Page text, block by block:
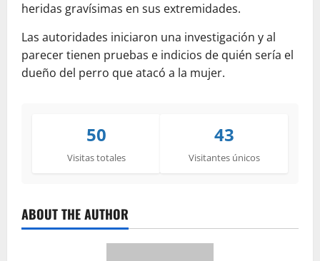
heridas gravísimas en sus extremidades.
Las autoridades iniciaron una investigación y al
parecer tienen pruebas e indicios de quién sería el
dueño del perro que atacó a la mujer.
50
Visitas totales
43
Visitantes únicos
ABOUT THE AUTHOR